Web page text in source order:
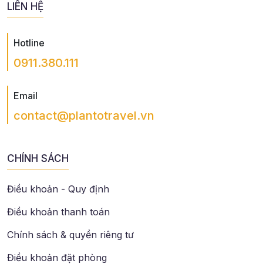
LIÊN HỆ
Hotline
0911.380.111
Email
contact@plantotravel.vn
CHÍNH SÁCH
Điều khoản - Quy định
Điều khoản thanh toán
Chính sách & quyền riêng tư
Điều khoản đặt phòng